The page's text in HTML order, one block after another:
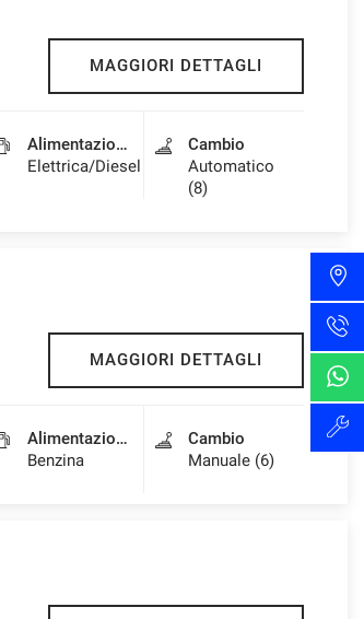
MAGGIORI DETTAGLI
Alimentazione
Elettrica/Diesel
Cambio
Automatico
(8)
MAGGIORI DETTAGLI
Alimentazione
Benzina
Cambio
Manuale (6)